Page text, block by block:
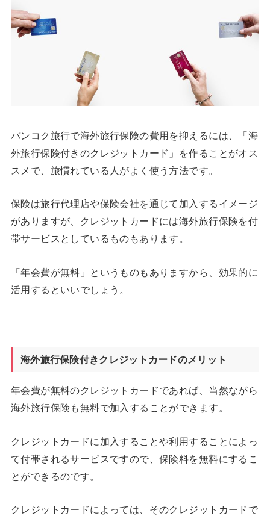
バンコク旅行で海外旅行保険の費用を抑えるには、「海
外旅行保険付きのクレジットカード」を作ることがオス
スメで、旅慣れている人がよく使う方法です。
保険は旅行代理店や保険会社を通じて加入するイメージ
がありますが、クレジットカードには海外旅行保険を付
帯サービスとしているものもあります。
「年会費が無料」というものもありますから、効果的に
活用するといいでしょう。
海外旅行保険付きクレジットカードのメリット
年会費が無料のクレジットカードであれば、当然ながら
海外旅行保険も無料で加入することができます。
クレジットカードに加入することや利用することによっ
て付帯されるサービスですので、保険料を無料にするこ
とができるのです。
クレジットカードによっては、そのクレジットカードで